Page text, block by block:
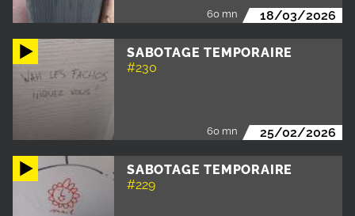
60 mn 18/03/2026
SABOTAGE TEMPORAIRE
#230
60 mn 25/02/2026
SABOTAGE TEMPORAIRE
#229